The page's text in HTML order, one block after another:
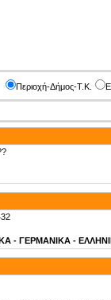
Περιοχή-Δήμος-Τ.Κ.
- ΓΕΡΜΑΝΙΚΑ -